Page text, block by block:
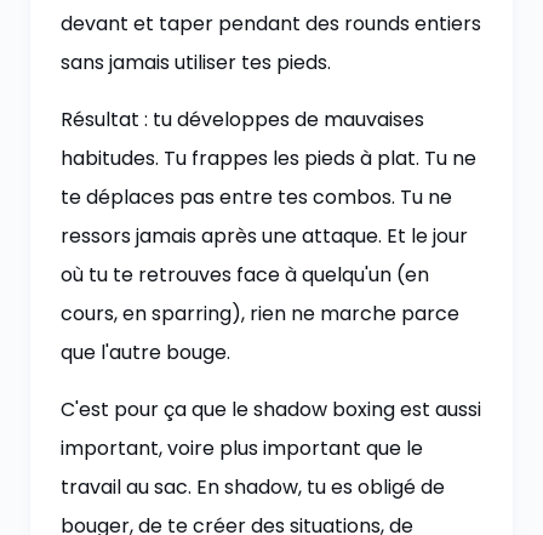
devant et taper pendant des rounds entiers
sans jamais utiliser tes pieds.
Résultat : tu développes de mauvaises
habitudes. Tu frappes les pieds à plat. Tu ne
te déplaces pas entre tes combos. Tu ne
ressors jamais après une attaque. Et le jour
où tu te retrouves face à quelqu'un (en
cours, en sparring), rien ne marche parce
que l'autre bouge.
C'est pour ça que le shadow boxing est aussi
important, voire plus important que le
travail au sac. En shadow, tu es obligé de
bouger, de te créer des situations, de